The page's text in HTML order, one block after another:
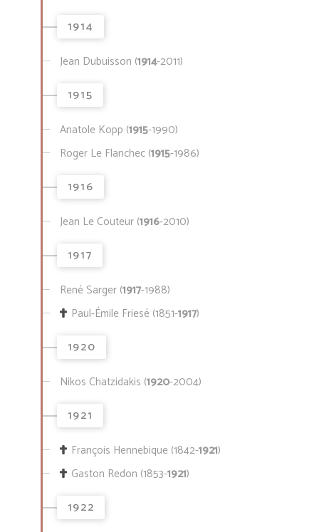
1914
Jean Dubuisson (1914-2011)
1915
Anatole Kopp (1915-1990)
Roger Le Flanchec (1915-1986)
1916
Jean Le Couteur (1916-2010)
1917
René Sarger (1917-1988)
Paul-Émile Friesé (1851-1917)
1920
Nikos Chatzidakis (1920-2004)
1921
François Hennebique (1842-1921)
Gaston Redon (1853-1921)
1922